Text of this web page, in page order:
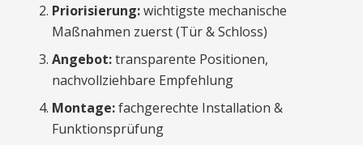
Priorisierung:wichtigste mechanische
Maßnahmen zuerst (Tür & Schloss)
Angebot:transparente Positionen,
nachvollziehbare Empfehlung
Montage:fachgerechte Installation &
Funktionsprüfung